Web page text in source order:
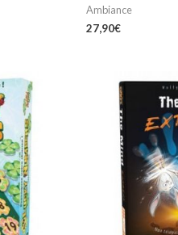
Ambiance
27,90€